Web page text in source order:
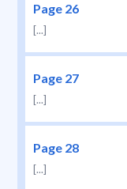
Page 26
[...]
Page 27
[...]
Page 28
[...]